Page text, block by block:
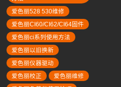
爱色丽528 530维修
爱色丽CI60/CI62/CI64固件
爱色丽ci系列使用方法
爱色丽以旧换新
爱色丽仪器驱动
爱色丽校正
爱色丽维修